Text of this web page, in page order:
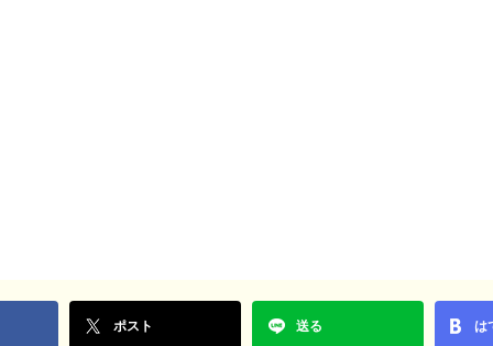
ポスト 送る は